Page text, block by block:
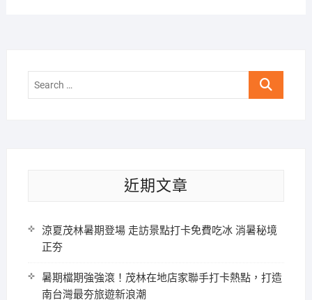
Search
近期文章
涼夏茂林暑期登場 走訪景點打卡免費吃冰 消暑秘境
正夯
暑期檔期強強滾！茂林在地店家聯手打卡熱點，打造
南台灣最夯旅遊新浪潮